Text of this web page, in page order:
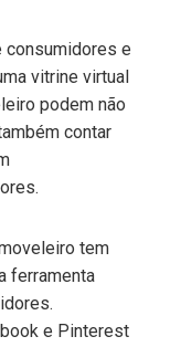
consumidores e
vitrine virtual
podem não
contar
tem
ferramenta
e Pinterest